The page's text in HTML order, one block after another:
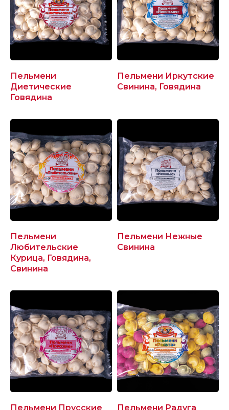
Пельмени
Диетические
Говядина
Пельмени Иркутские
Свинина, Говядина
Пельмени
Любительские
Курица, Говядина,
Свинина
Пельмени Нежные
Свинина
Пельмени Прусские Пельмени Радуга